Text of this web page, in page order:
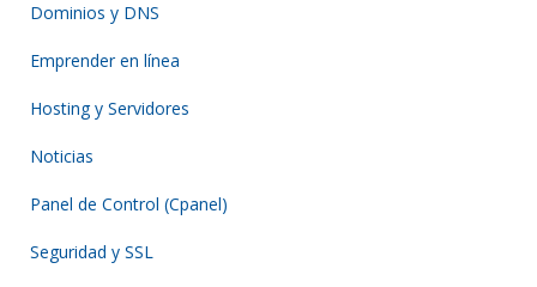
Dominios y DNS
Emprender en línea
Hosting y Servidores
Noticias
Panel de Control (Cpanel)
Seguridad y SSL